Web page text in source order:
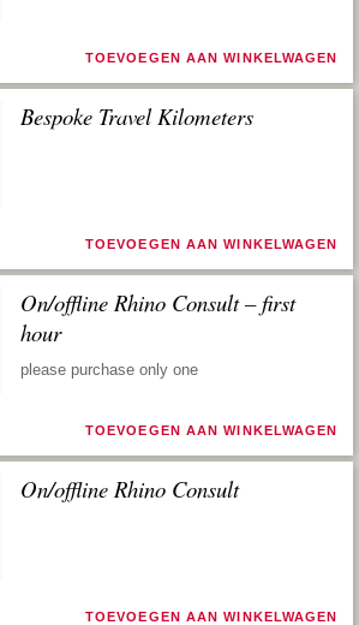
TOEVOEGEN AAN WINKELWAGEN
Bespoke Travel Kilometers
TOEVOEGEN AAN WINKELWAGEN
On/offline Rhino Consult – first
hour
please purchase only one
TOEVOEGEN AAN WINKELWAGEN
On/offline Rhino Consult
TOEVOEGEN AAN WINKELWAGEN